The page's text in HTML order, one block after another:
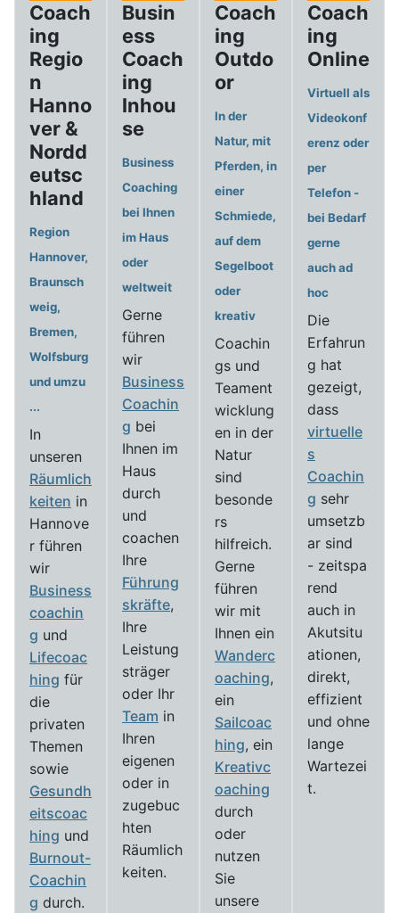
Coach
ing
Regio
n
Hanno
ver &
Nordd
eutsc
hland
Region
Hannover,
Braunsch
weig,
Bremen,
Wolfsburg
und umzu
...
In
unseren
Räumlich
keiten in
Hannove
r führen
wir
Business
coachin
g und
Lifecoac
hing für
die
privaten
Themen
sowie
Gesundh
eitscoac
hing und
Burnout-
Coachin
g durch.
Busin
ess
Coach
ing
Inhou
se
Business
Coaching
bei Ihnen
im Haus
oder
weltweit
Gerne
führen
wir
Business
Coachin
g bei
Ihnen im
Haus
durch
und
coachen
Ihre
Führung
skräfte,
Ihre
Leistung
sträger
oder Ihr
Team in
Ihren
eigenen
oder in
zugebuc
hten
Räumlich
keiten.
Coach
ing
Outdo
or
In der
Natur, mit
Pferden, in
einer
Schmiede,
auf dem
Segelboot
oder
kreativ
Coachin
gs und
Teament
wicklung
en in der
Natur
sind
besonde
rs
hilfreich.
Gerne
führen
wir mit
Ihnen ein
Wanderc
oaching,
ein
Sailcoac
hing, ein
Kreativc
oaching
durch
oder
nutzen
Sie
unsere
Coach
ing
Online
Virtuell als
Videokonf
erenz oder
per
Telefon -
bei Bedarf
gerne
auch ad
hoc
Die
Erfahrun
g hat
gezeigt,
dass
virtuelle
s
Coachin
g sehr
umsetzb
ar sind
- zeitspa
rend
auch in
Akutsitu
ationen,
direkt,
effizient
und ohne
lange
Wartezei
t.